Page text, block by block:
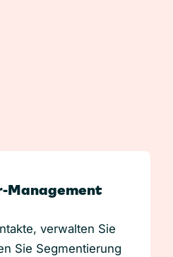
Management
verwalten Sie
Sie Segmentierung